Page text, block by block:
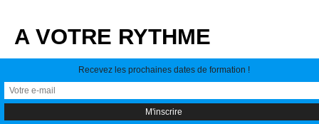
A VOTRE RYTHME
La formation s’adapte à vous et non le contraire. Vous
pouvez suivre les modules au rythme qui vous
correspond avec un abonnement sans engagement.
#matin #soir #En2Heures #En2Mois
Recevez les prochaines dates de formation !